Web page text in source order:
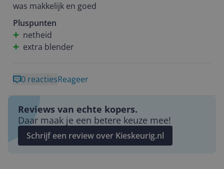
was makkelijk en goed
Pluspunten
netheid
extra blender
0 reactiesReageer
Reviews van echte kopers.
Daar maak je een betere keuze mee!
Schrijf een review over Kieskeurig.nl